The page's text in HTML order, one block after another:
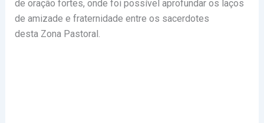
de oração fortes, onde foi possível aprofundar os laços
de amizade e fraternidade entre os sacerdotes
desta Zona Pastoral.